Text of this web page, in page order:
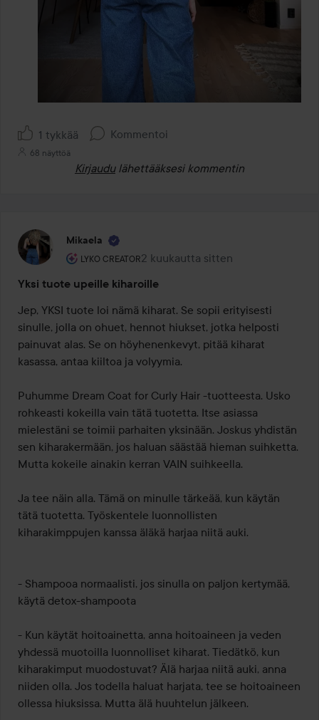
1 tykkää Kommentoi
68 näyttöä
Kirjaudu lähettääksesi kommentin
Mikaela
LYKO CREATOR
Käyttäjän rooli: Lyko Creator.
2 kuukautta sitten
Viesti luotiin 2 kuukautta sitten
Yksi tuote upeille kiharoille
Jep, YKSI tuote loi nämä kiharat. Se sopii erityisesti
sinulle, jolla on ohuet, hennot hiukset, jotka helposti
painuvat alas. Se on höyhenenkevyt, pitää kiharat
kasassa, antaa kiiltoa ja volyymia.
Puhumme Dream Coat for Curly Hair -tuotteesta. Usko
rohkeasti kokeilla vain tätä tuotetta. Itse asiassa
mielestäni se toimii parhaiten yksinään. Joskus yhdistän
sen kiharakermään, jos haluan säästää hieman suihketta.
Mutta kokeile ainakin kerran VAIN suihkeella.
Ja tee näin alla. Tämä on minulle tärkeää, kun käytän
tätä tuotetta. Työskentele luonnollisten
kiharakimppujen kanssa äläkä harjaa niitä auki.
- Shampooa normaalisti, jos sinulla on paljon kertymää,
käytä detox-shampoota
- Kun käytät hoitoainetta, anna hoitoaineen ja veden
yhdessä muotoilla luonnolliset kiharat. Tiedätkö, kun
kiharakimput muodostuvat? Älä harjaa niitä auki, anna
niiden olla. Jos todella haluat harjata, tee se hoitoaineen
ollessa hiuksissa. Mutta älä huuhtelun jälkeen.